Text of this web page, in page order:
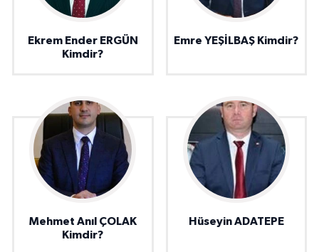
Ekrem Ender ERGÜN
Kimdir?
Emre YEŞİLBAŞ Kimdir?
Mehmet Anıl ÇOLAK
Kimdir?
Hüseyin ADATEPE